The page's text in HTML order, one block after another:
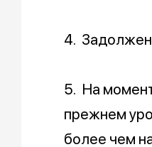
4.
5. На
прежнем
более чем